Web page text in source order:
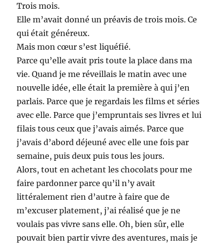
Trois mois.
Elle m’avait donné un préavis de trois mois. Ce
qui était généreux.
Mais mon cœur s’est liquéfié.
Parce qu’elle avait pris toute la place dans ma
vie. Quand je me réveillais le matin avec une
nouvelle idée, elle était la première à qui j’en
parlais. Parce que je regardais les films et séries
avec elle. Parce que j’empruntais ses livres et lui
filais tous ceux que j’avais aimés. Parce que
j’avais d’abord déjeuné avec elle une fois par
semaine, puis deux puis tous les jours.
Alors, tout en achetant les chocolats pour me
faire pardonner parce qu’il n’y avait
littéralement rien d’autre à faire que de
m’excuser platement, j’ai réalisé que je ne
voulais pas vivre sans elle. Oh, bien sûr, elle
pouvait bien partir vivre des aventures, mais je